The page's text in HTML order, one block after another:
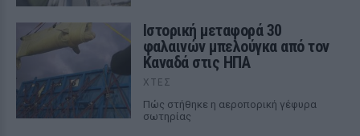
Ιστορική μεταφορά 30
φαλαινών μπελούγκα από τον
Καναδά στις ΗΠΑ
ΧΤΕΣ
Πώς στήθηκε η αεροπορική γέφυρα
σωτηρίας